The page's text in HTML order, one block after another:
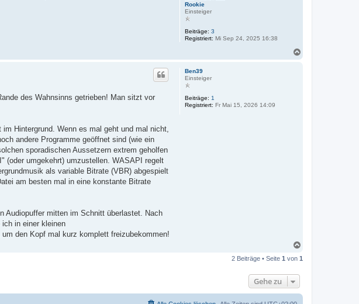
Rookie
Einsteiger
Beiträge: 3
Registriert: Mi Sep 24, 2025 16:38
Ben39
Einsteiger
Beiträge: 1
Registriert: Fr Mai 15, 2026 14:09
des Wahnsinns getrieben! Man sitzt vor
Hintergrund. Wenn es mal geht und mal nicht,
andere Programme geöffnet sind (wie ein
sporadischen Aussetzern extrem geholfen
(oder umgekehrt) umzustellen. WASAPI regelt
als variable Bitrate (VBR) abgespielt
am besten mal in eine konstante Bitrate
Audiopuffer mitten im Schnitt überlastet. Nach
in einer kleinen
den Kopf mal kurz komplett freizubekommen!
c
2 Beiträge • Seite 1 von 1
Gehe zu